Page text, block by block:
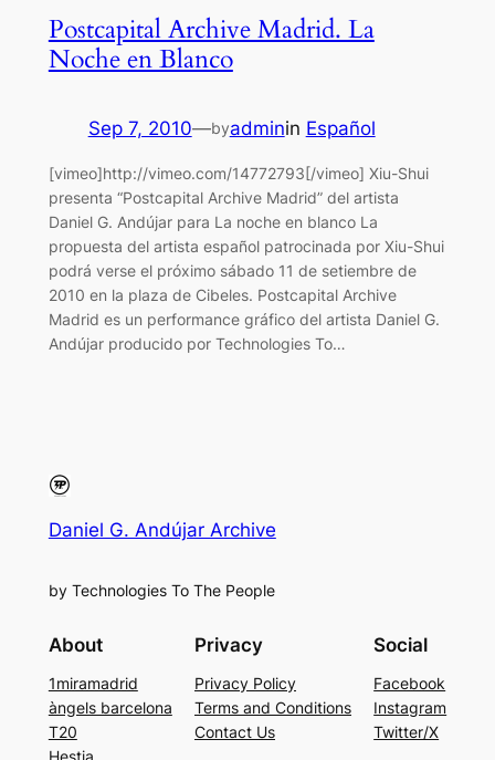
Postcapital Archive Madrid. La
Noche en Blanco
Sep 7, 2010—byadminin Español
[vimeo]http://vimeo.com/14772793[/vimeo] Xiu-Shui
presenta “Postcapital Archive Madrid” del artista
Daniel G. Andújar para La noche en blanco La
propuesta del artista español patrocinada por Xiu-Shui
podrá verse el próximo sábado 11 de setiembre de
2010 en la plaza de Cibeles. Postcapital Archive
Madrid es un performance gráfico del artista Daniel G.
Andújar producido por Technologies To…
Daniel G. Andújar Archive
by Technologies To The People
About
1miramadrid
àngels barcelona
T20
Privacy
Privacy Policy
Terms and Conditions
Contact Us
Social
Facebook
Instagram
Twitter/X